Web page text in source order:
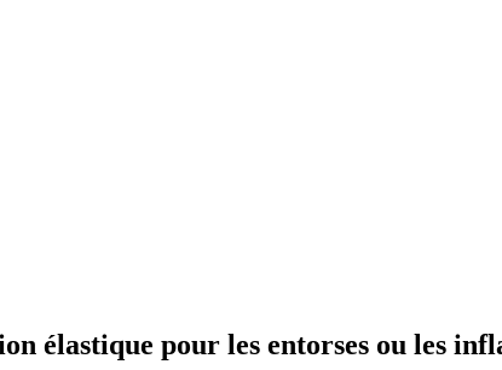
élastique pour les entorses ou les